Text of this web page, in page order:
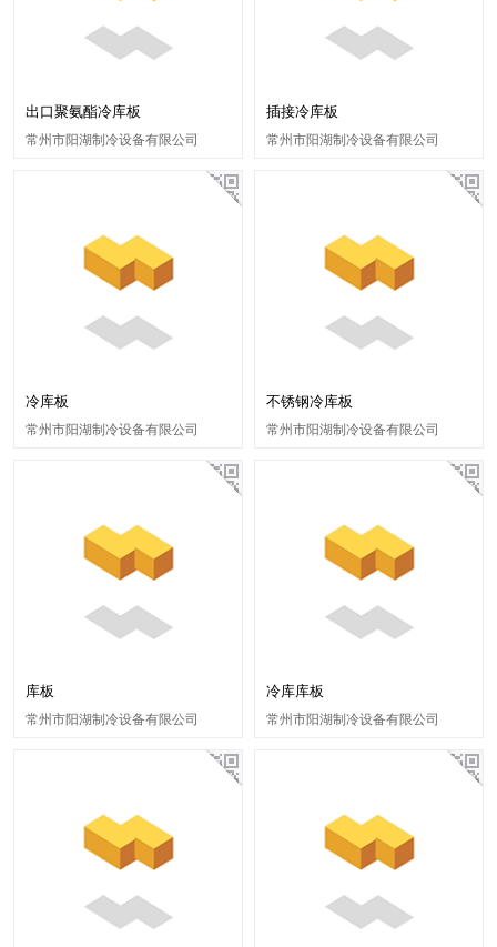
出口聚氨酯冷库板
常州市阳湖制冷设备有限公司
插接冷库板
常州市阳湖制冷设备有限公司
冷库板
常州市阳湖制冷设备有限公司
不锈钢冷库板
常州市阳湖制冷设备有限公司
库板
常州市阳湖制冷设备有限公司
冷库库板
常州市阳湖制冷设备有限公司